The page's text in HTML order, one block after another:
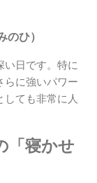
ひ）
い日です。特に
らに強いパワー
しても非常に人
「寝かせ